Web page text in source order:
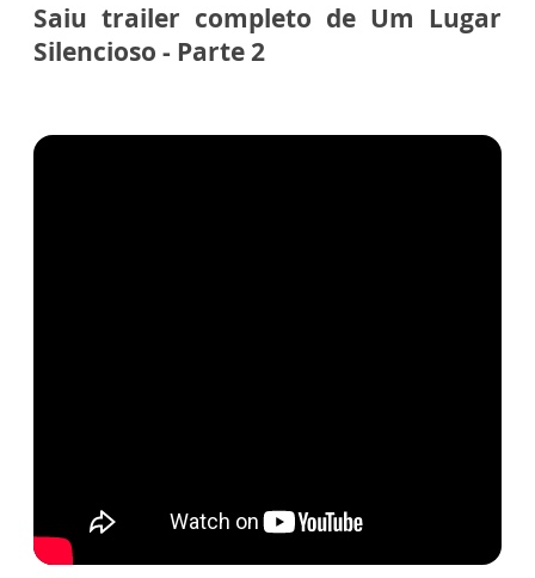
Saiu trailer completo de Um Lugar
Silencioso - Parte 2